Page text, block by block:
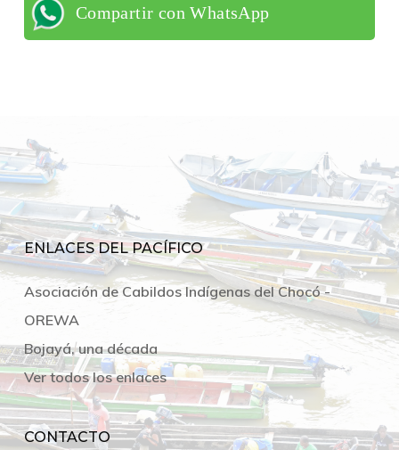
Compartir con WhatsApp
ENLACES DEL PACÍFICO
Asociación de Cabildos Indígenas del Chocó -
OREWA
Bojayá, una década
Ver todos los enlaces
CONTACTO